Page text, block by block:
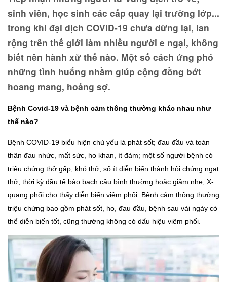
sinh viên, học sinh các cấp quay lại trường lớp...
trong khi đại dịch COVID-19 chưa dừng lại, lan
rộng trên thế giới làm nhiều người e ngại, không
biết nên hành xử thế nào. Một số cách ứng phó
những tình huống nhằm giúp cộng đồng bớt
hoang mang, hoảng sợ.
Bệnh Covid-19 và bệnh cảm thông thường khác nhau như
thế nào?
Bệnh COVID-19 biểu hiện chủ yếu là phát sốt; đau đầu và toàn
thân đau nhức, mất sức, ho khan, ít đàm; một số người bệnh có
triệu chứng thở gấp, khó thở, số ít diễn biến thành hội chứng ngạt
thở; thời kỳ đầu tế bào bạch cầu bình thường hoặc giảm nhẹ, X-
quang phổi cho thấy diễn biến viêm phổi. Bệnh cảm thông thường
triệu chứng bao gồm phát sốt, ho, đau đầu, bệnh sau vài ngày có
thể diễn biến tốt, cũng thường không có dấu hiệu viêm phổi.